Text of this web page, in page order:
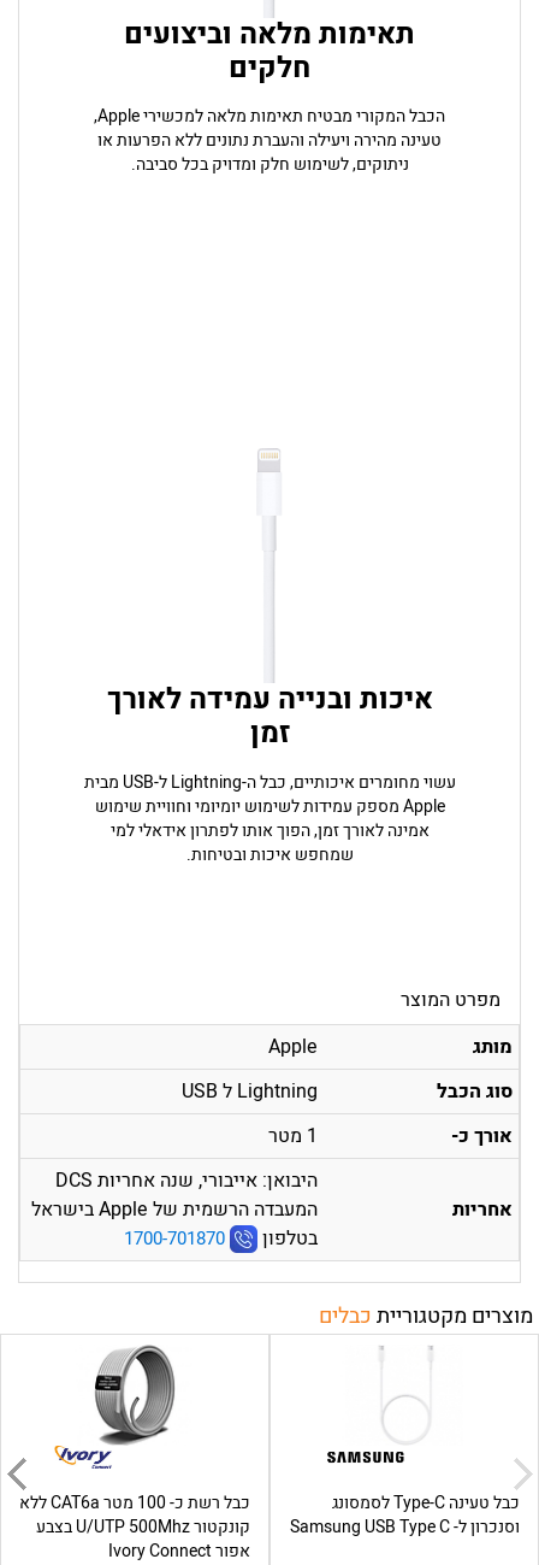
תאימות מלאה וביצועים
חלקים
הכבל המקורי מבטיח תאימות מלאה למכשירי Apple,
טעינה מהירה ויעילה והעברת נתונים ללא הפרעות או
ניתוקים, לשימוש חלק ומדויק בכל סביבה.
איכות ובנייה עמידה לאורך
זמן
עשוי מחומרים איכותיים, כבל ה-Lightning ל-USB מבית
Apple מספק עמידות לשימוש יומיומי וחוויית שימוש
אמינה לאורך זמן, הפוך אותו לפתרון אידאלי למי
שמחפש איכות ובטיחות.
מפרט המוצר
מותג
Apple
סוג הכבל
Lightning ל USB
אורך כ-
1 מטר
אחריות
היבואן: אייבורי, שנה אחריות DCS
המעבדה הרשמית של Apple בישראל
בטלפון
1700-701870
מוצרים מקטגוריית כבלים
כבל טעינה Type-C​ לסמסונג
וסנכרון ל- Samsung USB Type C
כבל רשת כ- 100 מטר CAT6a ללא
קונקטור U/UTP 500Mhz בצבע
אפור Ivory Connect